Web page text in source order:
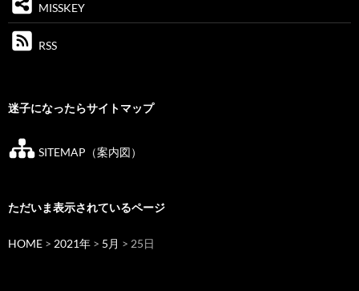
MISSKEY
RSS
迷子になったらサイトマップ
SITEMAP（案内図）
ただいま表示されているページ
HOME > 2021年 > 5月 > 25日